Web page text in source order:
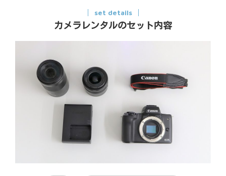
set details
カメラレンタルのセット内容